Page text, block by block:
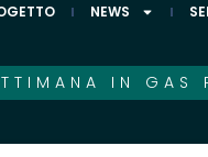
NEWS
IN GAS